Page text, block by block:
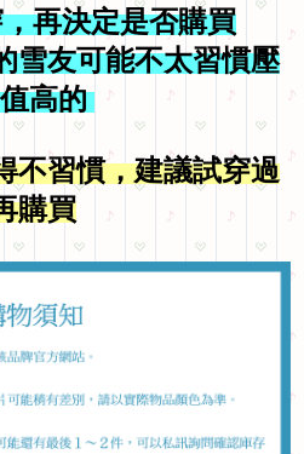
再決定是否購買
雪友可能不太習慣壓
高的
不習慣，建議試穿過
購買